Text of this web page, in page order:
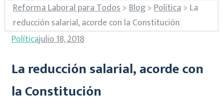
Reforma Laboral para Todos>Blog>Política> La
reducción salarial, acorde con la Constitución
Políticajulio 18, 2018
La reducción salarial, acorde con
la Constitución